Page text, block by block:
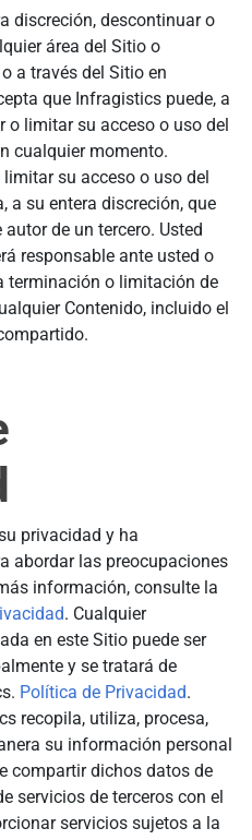
discreción, descontinuar o
área del Sitio o
a través del Sitio en
que Infragistics puede, a
o limitar su acceso o uso del
cualquier momento.
su acceso o uso del
a su entera discreción, que
de un tercero. Usted
responsable ante usted o
terminación o limitación de
Contenido, incluido el
privacidad y ha
abordar las preocupaciones
información, consulte la
. Cualquier
en este Sitio puede ser
y se tratará de
Política de Privacidad.
recopila, utiliza, procesa,
su información personal
compartir dichos datos de
servicios de terceros con el
servicios sujetos a la